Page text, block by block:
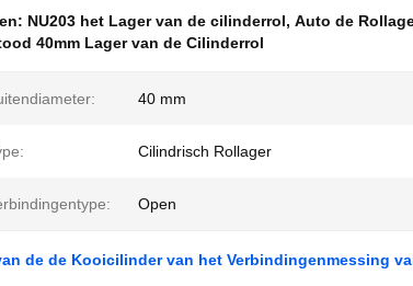
NU203 het Lager van de cilinderrol, Auto de
40mm Lager van de Cilinderrol
40 mm
Cilindrisch Rollager
Open
de de Kooicilinder van het Verbindingenmessing